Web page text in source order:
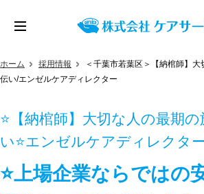
ホーム 採用情報
＜千葉市若葉区＞【納棺師】
伝い/エンゼルケアディレクター
⭐【納棺師】大切な人の最期
い⭐エンゼルケアディレクタ
⭐上場企業ならではの